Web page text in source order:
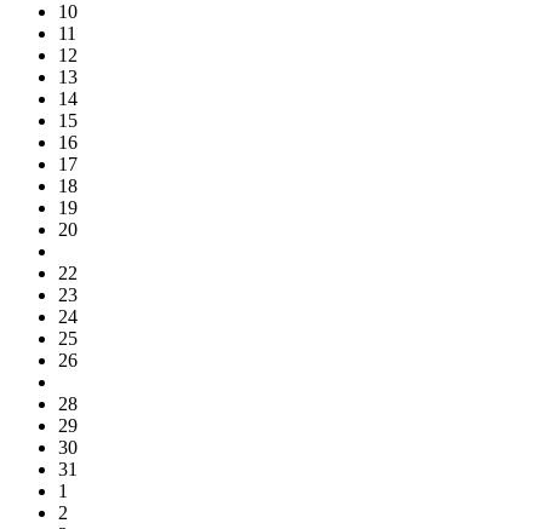
10
11
12
13
14
15
16
17
18
19
20
22
23
24
25
26
28
29
30
31
1
2